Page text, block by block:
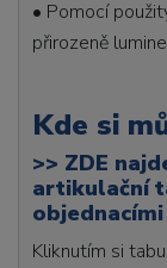
• Pomocí
přirozeně
Kde si
>> ZDE
artikulační
Kliknutím si